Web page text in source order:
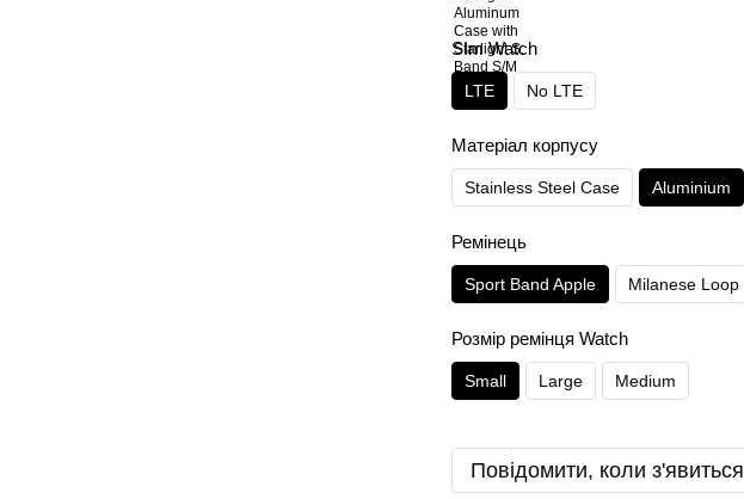
SIm Watch
LTE No LTE
Матеріал корпусу
Stainless Steel Case Aluminium
Ремінець
Sport Band Apple Milanese Loop
Розмір ремінця Watch
Small Large Medium
Повідомити, коли з'явиться